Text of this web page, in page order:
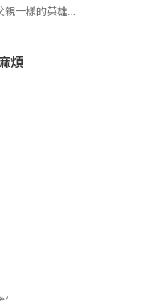
親一樣的英雄…
煩